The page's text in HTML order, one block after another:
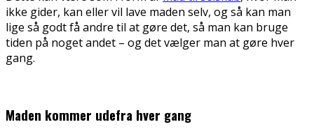
ikke gider, kan eller vil lave maden selv, og så kan man
lige så godt få andre til at gøre det, så man kan bruge
tiden på noget andet – og det vælger man at gøre hver
gang.
Maden kommer udefra hver gang